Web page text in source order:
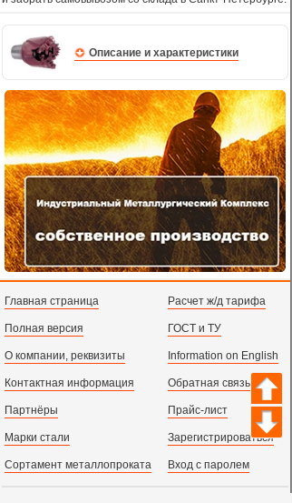
Описание и характеристики
Главная страница
Полная версия
О компании, реквизиты
Контактная информация
Партнёры
Марки стали
Сортамент металлопроката
Расчет ж/д тарифа
ГОСТ и ТУ
Information on English
Обратная связь
Прайс-лист
Зарегистрироваться
Вход с паролем